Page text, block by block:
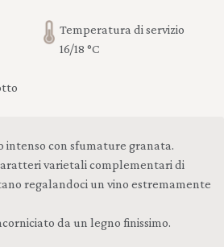
Temperatura di servizio
16/18 °C
intenso con sfumature granata.
varietali complementari di
regalandoci un vino estremamente
da un legno finissimo.